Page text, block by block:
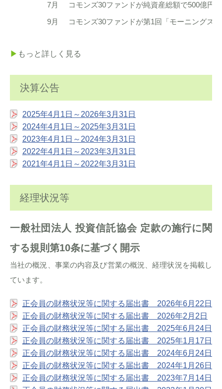
7月
コモンズ30ファンドが純資産総額で500億円
9月
コモンズ30ファンドが第1回「モーニングス
▶︎ もっと詳しく見る
決算公告
2025年4月1日～2026年3月31日
2024年4月1日～2025年3月31日
2023年4月1日～2024年3月31日
2022年4月1日～2023年3月31日
2021年4月1日～2022年3月31日
経理状況等
一般社団法人 投資信託協会 定款の施行に関
する規則第10条に基づく開示
当社の概況、事業の内容及び営業の概況、経理状況を掲載し
ています。
正会員の財務状況等に関する届出書 2026年6月22日
正会員の財務状況等に関する届出書 2026年2月2日
正会員の財務状況等に関する届出書 2025年6月24日
正会員の財務状況等に関する届出書 2025年1月17日
正会員の財務状況等に関する届出書 2024年6月24日
正会員の財務状況等に関する届出書 2024年1月26日
正会員の財務状況等に関する届出書 2023年7月14日